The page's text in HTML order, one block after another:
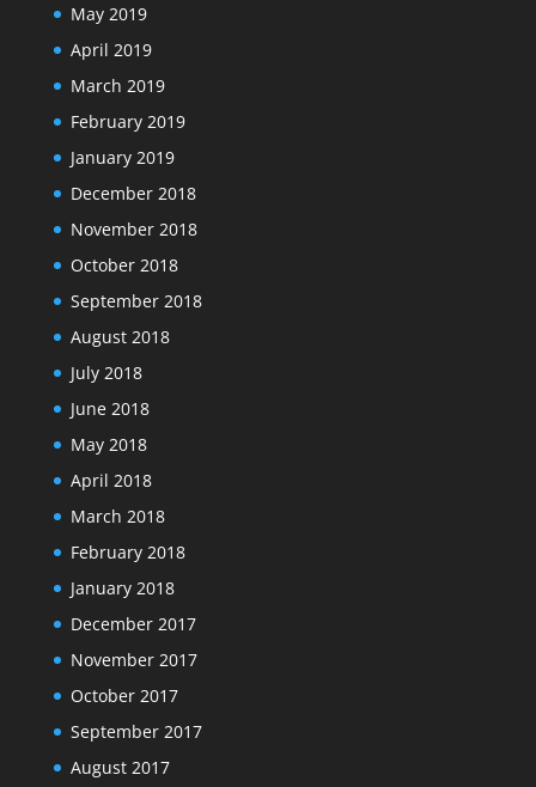
May 2019
April 2019
March 2019
February 2019
January 2019
December 2018
November 2018
October 2018
September 2018
August 2018
July 2018
June 2018
May 2018
April 2018
March 2018
February 2018
January 2018
December 2017
November 2017
October 2017
September 2017
August 2017